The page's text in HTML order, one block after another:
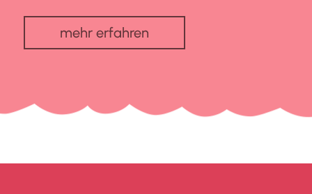
mehr erfahren